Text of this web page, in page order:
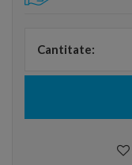
Cantitate: